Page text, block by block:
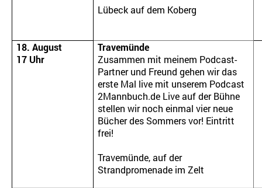
Lübeck auf dem Koberg
18. August
17 Uhr
Travemünde
Zusammen mit meinem Podcast-
Partner und Freund gehen wir das
erste Mal live mit unserem Podcast
2Mannbuch.de Live auf der Bühne
stellen wir noch einmal vier neue
Bücher des Sommers vor! Eintritt
frei!
Travemünde, auf der
Strandpromenade im Zelt